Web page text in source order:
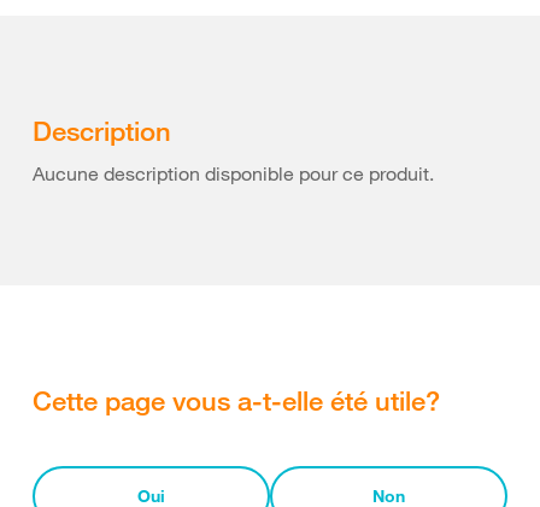
Description
Aucune description disponible pour ce produit.
Cette page vous a-t-elle été utile?
Oui Non